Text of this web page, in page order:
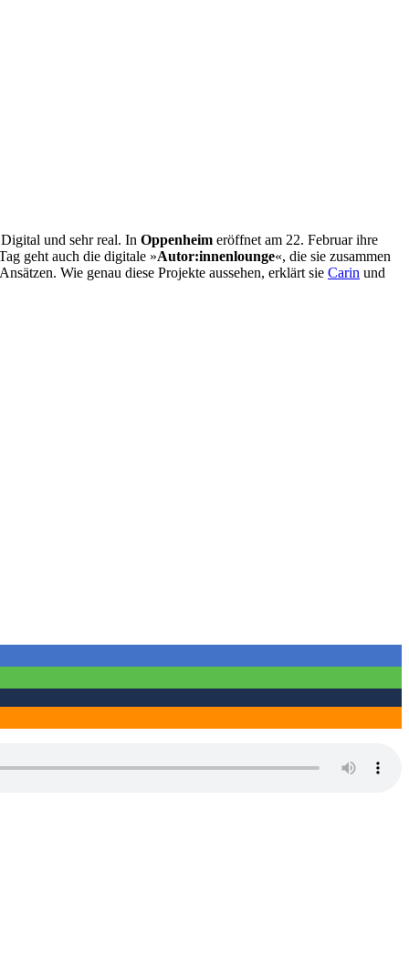
und sehr real. In Oppenheim eröffnet am 22. Februar ihre
geht auch die digitale »Autor:innenlounge«, die sie zusammen
Wie genau diese Projekte aussehen, erklärt sie Carin und